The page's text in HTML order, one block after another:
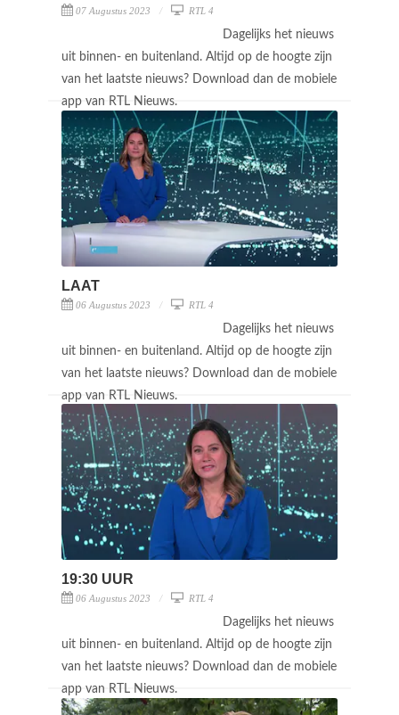
07 Augustus 2023 RTL 4
Dagelijks het nieuws
uit binnen- en buitenland. Altijd op de hoogte zijn
van het laatste nieuws? Download dan de mobiele
app van RTL Nieuws.
LAAT
06 Augustus 2023 RTL 4
Dagelijks het nieuws
uit binnen- en buitenland. Altijd op de hoogte zijn
van het laatste nieuws? Download dan de mobiele
app van RTL Nieuws.
19:30 UUR
06 Augustus 2023 RTL 4
Dagelijks het nieuws
uit binnen- en buitenland. Altijd op de hoogte zijn
van het laatste nieuws? Download dan de mobiele
app van RTL Nieuws.